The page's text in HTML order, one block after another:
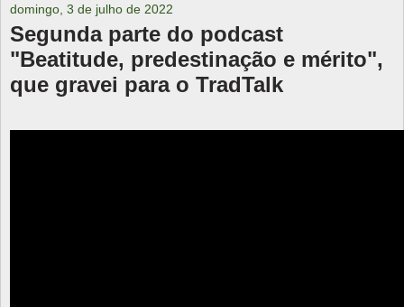
domingo, 3 de julho de 2022
Segunda parte do podcast
"Beatitude, predestinação e mérito",
que gravei para o TradTalk